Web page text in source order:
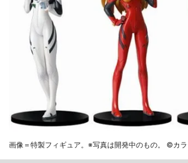
画像＝特製フィギュア。※写真は開発中のもの。 ©カ